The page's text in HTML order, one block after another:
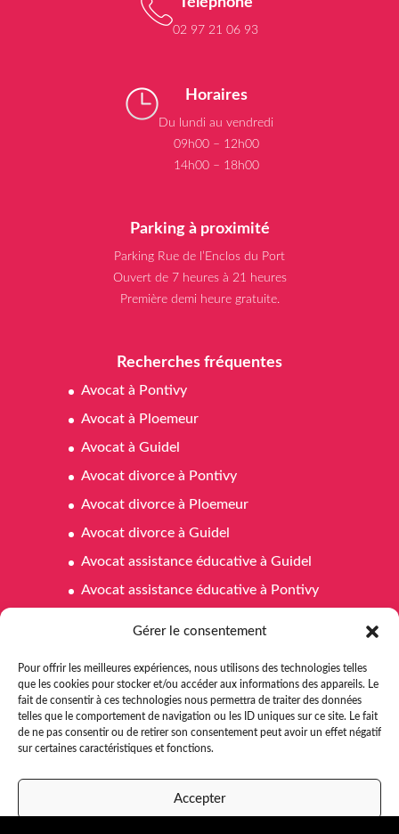
Gérer le consentement
Pour offrir les meilleures expériences, nous utilisons des technologies telles
que les cookies pour stocker et/ou accéder aux informations des appareils. Le
fait de consentir à ces technologies nous permettra de traiter des données
telles que le comportement de navigation ou les ID uniques sur ce site. Le fait
de ne pas consentir ou de retirer son consentement peut avoir un effet négatif
sur certaines caractéristiques et fonctions.
Accepter
02 97 21 06 93
Horaires
Du lundi au vendredi
09h00 – 12h00
14h00 – 18h00
Parking à proximité
Parking Rue de l’Enclos du Port
Ouvert de 7 heures à 21 heures
Première demi heure gratuite.
Recherches fréquentes
Avocat à Pontivy
Avocat à Ploemeur
Avocat à Guidel
Avocat divorce à Pontivy
Avocat divorce à Ploemeur
Avocat divorce à Guidel
Avocat assistance éducative à Guidel
Avocat assistance éducative à Pontivy
Avocat affaires familiales à Ploemeur
Avocat affaires familiales à Guidel
Avocat aide juridictionnelle Pontivy
Avocat aide juridictionnelle à Guidel